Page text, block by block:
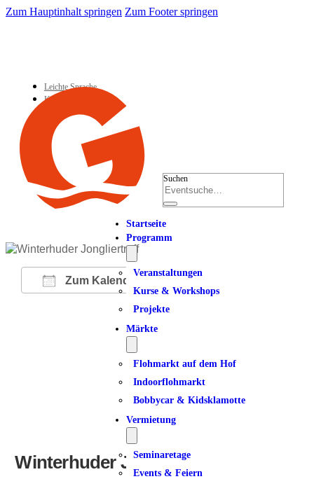
Zum Hauptinhalt springen Zum Footer springen
Leichte Sprache
Kontakt
Suchen
Startseite
Programm
Veranstaltungen
Kurse & Workshops
Projekte
Märkte
Flohmarkt auf dem Hof
Indoorflohmarkt
Bobbycar & Kidsklamotte
Vermietung
Seminaretage
Events & Feiern
Zum Kalender hinzufügen
ICS herunterladen
Google Kalender
iCalendarOffice 365
Winterhuder Jongliertreff